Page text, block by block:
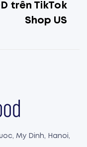
trên TikTok
Shop US
My Dinh, Hanoi,